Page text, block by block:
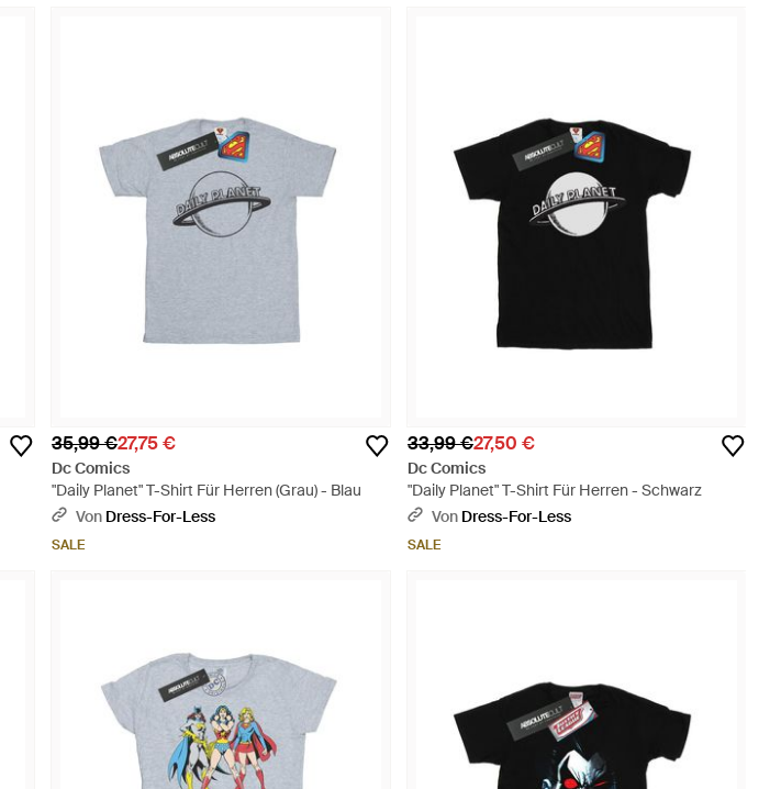
35,99 €27,75 €
Dc Comics
"Daily Planet" T-Shirt Für Herren (Grau) - Blau
Von Dress-For-Less
SALE
33,99 €27,50 €
Dc Comics
"Daily Planet" T-Shirt Für Herren - Schwarz
Von Dress-For-Less
SALE